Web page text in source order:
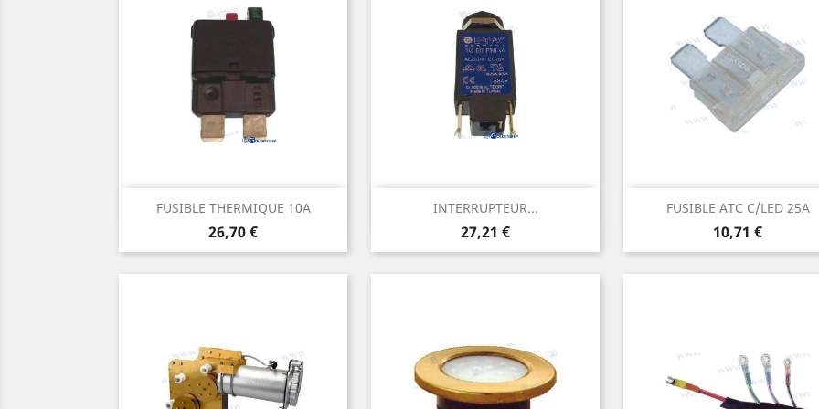
FUSIBLE THERMIQUE 10A
Prix
26,70 €
Aperçu rapide INTERRUPTEUR...
Prix
27,21 €
Aperçu rapide FUSIBLE ATC C/LED 25A
Prix
10,71 €
Aperçu rapide